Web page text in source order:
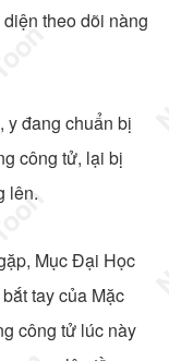
theo dõi nàng
y đang chuẩn bị
công tử, lại bị
lên.
Mục Đại Học
tay của Mặc
công tử lúc này